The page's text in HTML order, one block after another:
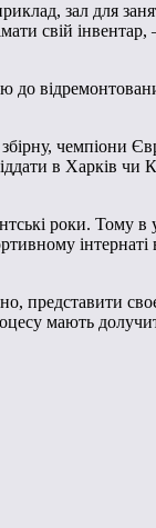
зал для
свій
чемпіони
в Харків чи
роки. Тому
представити
мають